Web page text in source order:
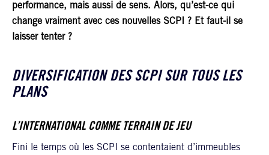
performance, mais aussi de sens. Alors, qu’est-ce qui
change vraiment avec ces nouvelles SCPI ? Et faut-il se
laisser tenter ?
DIVERSIFICATION DES SCPI SUR TOUS LES
PLANS
L’INTERNATIONAL COMME TERRAIN DE JEU
Fini le temps où les SCPI se contentaient d’immeubles